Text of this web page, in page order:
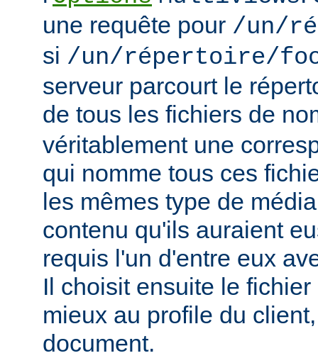
une requête pour /un/
si /un/répertoire/
serveur parcourt le
de tous les fichiers de
véritablement une
qui nomme tous ces
les mêmes type de
contenu qu'ils auraient
requis l'un d'entre eux
Il choisit ensuite le
mieux au profile du
document.